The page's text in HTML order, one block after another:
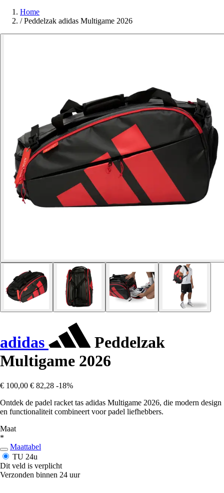
Home
/ Peddelzak adidas Multigame 2026
adidas
Peddelzak
Multigame 2026
€ 100,00 € 82,28 -18%
Ontdek de padel racket tas adidas Multigame 2026, die modern design
en functionaliteit combineert voor padel liefhebbers.
Maat
*
Maattabel
TU 24u
Dit veld is verplicht
Verzonden binnen 24 uur